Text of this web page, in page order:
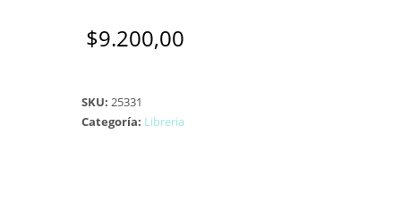
$9.200,00
SKU:25331
Categoría: Libreria